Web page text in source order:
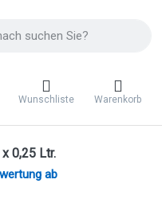
Wunschliste Warenkorb
0,25 Ltr.
ab